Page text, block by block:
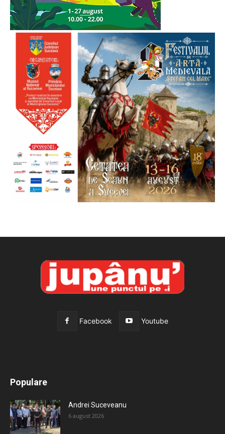
Facebook Youtube
Populare
Andrei Suceveanu
6 august 2026